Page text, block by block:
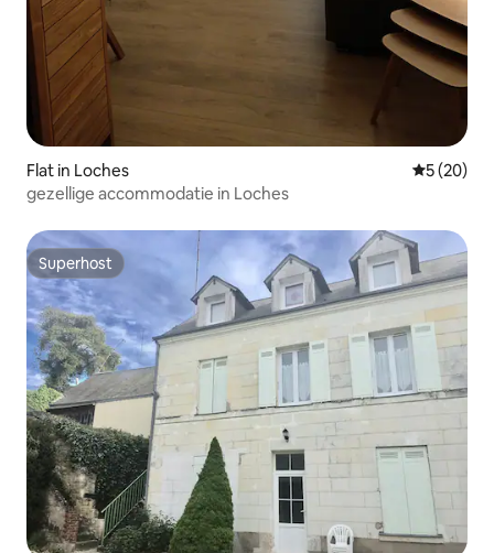
Flat in Loches
5 (20)
gezellige accommodatie in Loches
Superhost
Superhost